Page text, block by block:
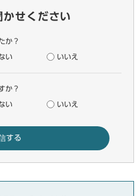
せください
か？
い いいえ
か？
い いいえ